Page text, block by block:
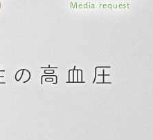
の高血圧
Media request